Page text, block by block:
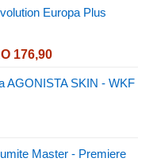
bis
Europa Plus
176,90Preisspanne:
bis
AGONISTA SKIN - WKF
Master - Premiere